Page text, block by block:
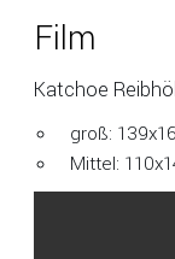
Film
Katchoe
groß:
Mittel: